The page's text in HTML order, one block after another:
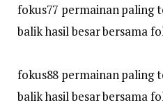
fokus77 permainan paling
balik hasil besar bersama
fokus88 permainan paling
balik hasil besar bersama